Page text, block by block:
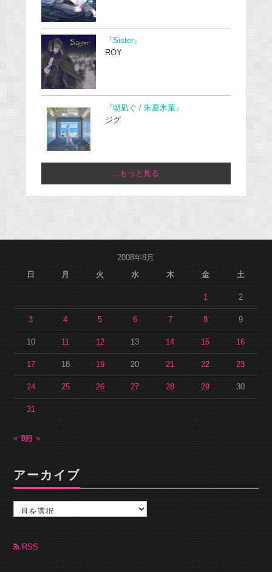
『Sister』
ROY
『朝凪ぐ / 朱夏氷菓』
ジグ
...もっと見る
2008年8月
日
月 火 水 木 金 土
1 2
3 4 5 6 7 8 9
10 11 12 13 14 15 16
17 18 19 20 21 22 23
24 25 26 27 28 29 30
31
« 7月9月 »
アーカイブ
カ
ブRSS